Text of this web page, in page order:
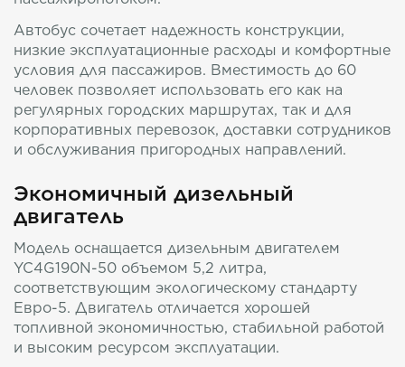
Автобус сочетает надежность конструкции,
низкие эксплуатационные расходы и комфортные
условия для пассажиров. Вместимость до 60
человек позволяет использовать его как на
регулярных городских маршрутах, так и для
корпоративных перевозок, доставки сотрудников
и обслуживания пригородных направлений.
Экономичный дизельный
двигатель
Модель оснащается дизельным двигателем
YC4G190N-50 объемом 5,2 литра,
соответствующим экологическому стандарту
Евро-5. Двигатель отличается хорошей
топливной экономичностью, стабильной работой
и высоким ресурсом эксплуатации.